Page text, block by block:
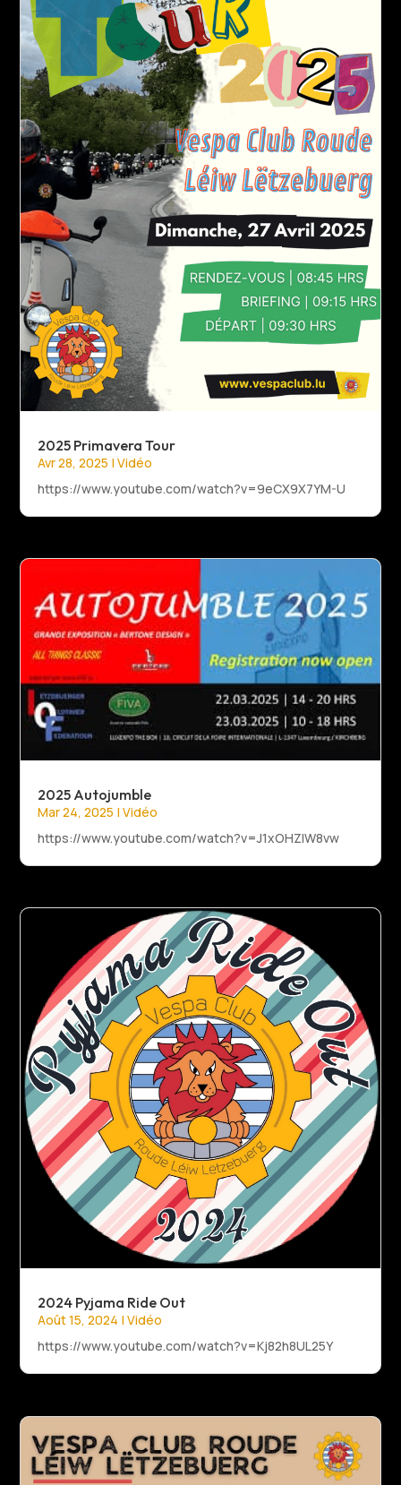
2025 Primavera Tour
Avr 28, 2025 |Vidéo
https://www.youtube.com/watch?v=9eCX9X7YM-U
2025 Autojumble
Mar 24, 2025 |Vidéo
https://www.youtube.com/watch?v=J1xOHZlW8vw
2024 Pyjama Ride Out
Août 15, 2024 |Vidéo
https://www.youtube.com/watch?v=Kj82h8UL25Y